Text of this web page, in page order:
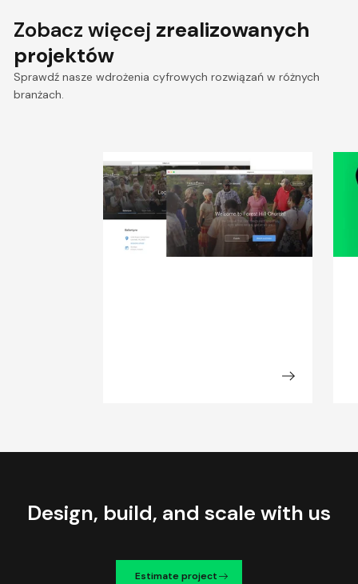
Zobacz więcej zrealizowanych
projektów
Sprawdź nasze wdrożenia cyfrowych rozwiązań w różnych
branżach.
Revamped Online Presence
for US-Based Community
Design, build, and scale with us
Estimate project